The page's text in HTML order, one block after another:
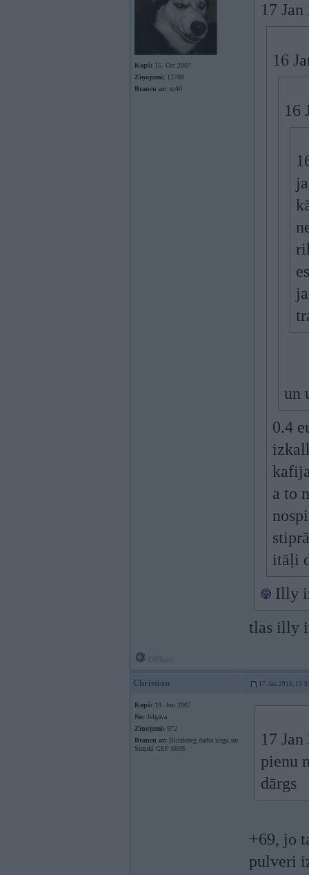
Kopš: 15. Oct 2007
Ziņojumi: 12788
Braucu ar: xc40
17
16
16
un
0.4
a to
itāļi
Illy
tlas illy
Christian 17. Jan 2015,
Kopš: 19. Jun 2007
No: Jelgava
Ziņojumi: 972
Braucu ar: Blitzkrieg darba zirgu un
Suzuki GSF 600S
17
pienu
dārgs
+69, jo
pulveri